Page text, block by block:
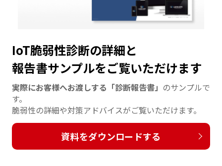
IoT脆弱性診断の詳細と
報告書サンプルをご覧いただけます
実際にお客様へお渡しする「診断報告書」 のサンプルで
す。
脆弱性の詳細や対策アドバイスがご覧いただけます。
資料をダウンロードする